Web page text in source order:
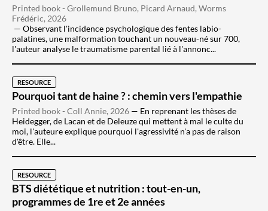
Printed book - Grollemund Bruno, Picard Arnaud, Worms
Frédéric, 2026
Observant l'incidence psychologique des fentes labio-
palatines, une malformation touchant un nouveau-né sur 700,
l'auteur analyse le traumatisme parental lié à l'annonc...
RESOURCE
Pourquoi tant de haine ? : chemin vers l'empathie
Printed book - Coll Annie, 2026
En reprenant les thèses de
Heidegger, de Lacan et de Deleuze qui mettent à mal le culte du
moi, l'auteure explique pourquoi l'agressivité n'a pas de raison
d'être. Elle...
RESOURCE
BTS diététique et nutrition : tout-en-un,
programmes de 1re et 2e années